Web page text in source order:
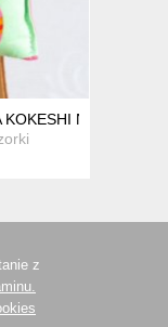
NR 4
z